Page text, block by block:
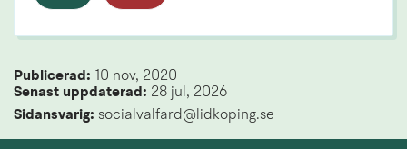
Publicerad:
10 nov, 2020
Senast uppdaterad: 28 jul, 2026
Sidansvarig: socialvalfard@lidkoping.se